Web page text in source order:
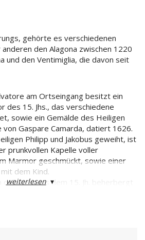
gehörte es verschiedenen
den Alagona zwischen 1220
und den Ventimiglia, die davon seit
am Ortseingang besitzt ein
des 15. Jhs., das verschiedene
sowie ein Gemälde des Heiligen
von Gaspare Camarda, datiert 1626.
Philipp und Jakobus geweiht, ist
prunkvollen Kapelle voller
Marmor geschmückt, sowie einer
dem Kind.
del Gesù aus dem 15. Jh. beherbergt
weiterlesen▾